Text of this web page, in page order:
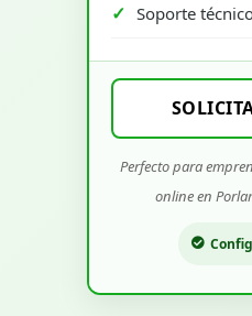
Soporte
Perfecto para
online en